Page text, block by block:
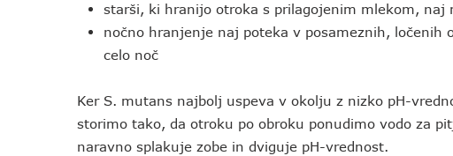
starši, ki hranijo otroka s prilagojenim mlekom, naj
nočno hranjenje naj poteka v posameznih, ločenih
celo noč
Ker S. mutans najbolj uspeva v okolju z nizko pH-
storimo tako, da otroku po obroku ponudimo vodo za
naravno splakuje zobe in dviguje pH-vrednost.